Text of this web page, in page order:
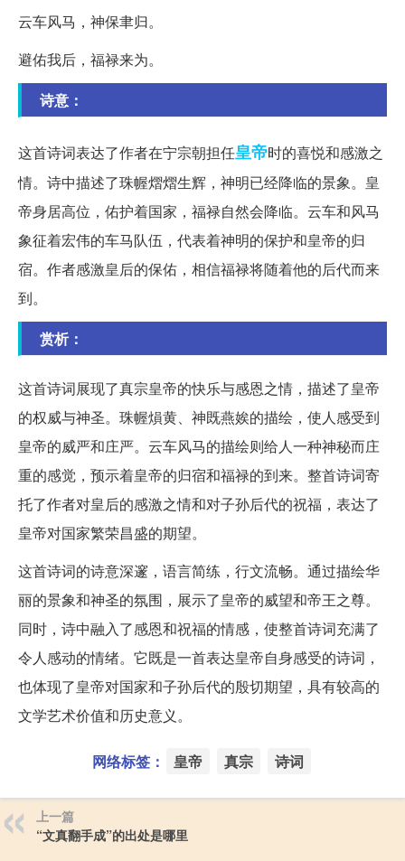
云车风马，神保聿归。
避佑我后，福禄来为。
诗意：
这首诗词表达了作者在宁宗朝担任皇帝时的喜悦和感激之
情。诗中描述了珠幄熠熠生辉，神明已经降临的景象。皇
帝身居高位，佑护着国家，福禄自然会降临。云车和风马
象征着宏伟的车马队伍，代表着神明的保护和皇帝的归
宿。作者感激皇后的保佑，相信福禄将随着他的后代而来
到。
赏析：
这首诗词展现了真宗皇帝的快乐与感恩之情，描述了皇帝
的权威与神圣。珠幄熉黄、神既燕娭的描绘，使人感受到
皇帝的威严和庄严。云车风马的描绘则给人一种神秘而庄
重的感觉，预示着皇帝的归宿和福禄的到来。整首诗词寄
托了作者对皇后的感激之情和对子孙后代的祝福，表达了
皇帝对国家繁荣昌盛的期望。
这首诗词的诗意深邃，语言简练，行文流畅。通过描绘华
丽的景象和神圣的氛围，展示了皇帝的威望和帝王之尊。
同时，诗中融入了感恩和祝福的情感，使整首诗词充满了
令人感动的情绪。它既是一首表达皇帝自身感受的诗词，
也体现了皇帝对国家和子孙后代的殷切期望，具有较高的
文学艺术价值和历史意义。
网络标签： 皇帝 真宗 诗词
上一篇
“文真翻手成”的出处是哪里